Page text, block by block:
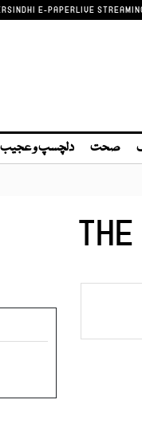
SINDHI E-PAPERLIVE
صحت دلچسپ و عجیب